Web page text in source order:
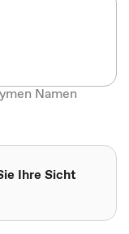
Namen
Ihre Sicht